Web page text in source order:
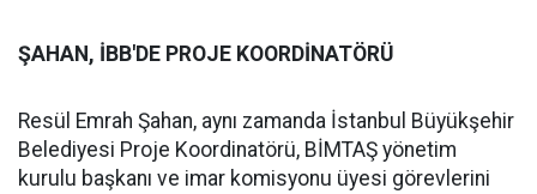
ŞAHAN, İBB'DE PROJE KOORDİNATÖRÜ
Resül Emrah Şahan, aynı zamanda İstanbul Büyükşehir
Belediyesi Proje Koordinatörü, BİMTAŞ yönetim
kurulu başkanı ve imar komisyonu üyesi görevlerini